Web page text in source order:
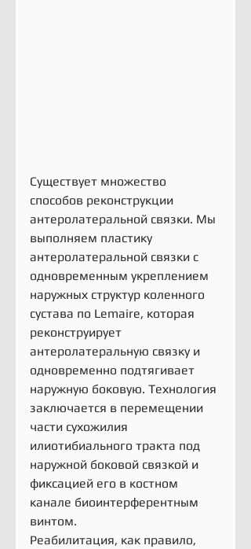
Существует множество
способов реконструкции
антеролатеральной связки. Мы
выполняем пластику
антеролатеральной связки с
одновременным укреплением
наружных структур коленного
сустава по Lemaire, которая
реконструирует
антеролатеральную связку и
одновременно подтягивает
наружную боковую. Технология
заключается в перемещении
части сухожилия
илиотибиального тракта под
наружной боковой связкой и
фиксацией его в костном
канале биоинтерферентным
винтом.
Реабилитация, как правило,